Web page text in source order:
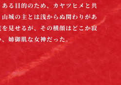
る目的のため、カヤツヒメと共
城の主とは浅からぬ関わりがあ
見せるが、その横顔はどこか寂
姉御肌な女神だった。